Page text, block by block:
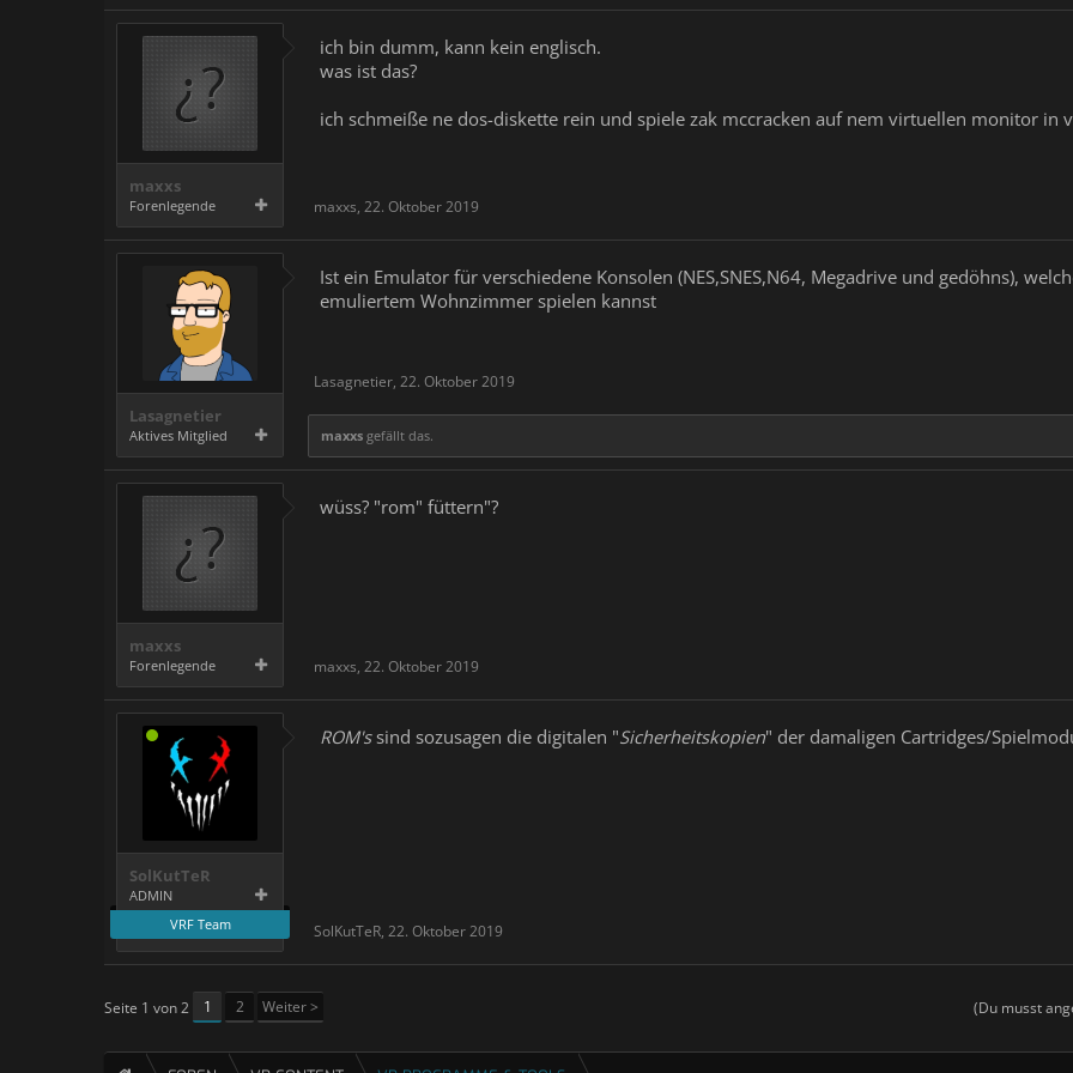
maxxs
Forenlegende
ich bin dumm, kann kein englisch.
was ist das?
ich schmeiße ne dos-diskette rein und spiele zak mccracken auf nem virtuellen monitor in
maxxs, 22. Oktober 2019
Lasagnetier
Aktives Mitglied
Ist ein Emulator für verschiedene Konsolen (NES,SNES,N64, Megadrive und gedöhns),
emuliertem Wohnzimmer spielen kannst
Lasagnetier, 22. Oktober 2019
maxxs gefällt das.
maxxs
Forenlegende
wüss? "rom" füttern"?
maxxs, 22. Oktober 2019
SolKutTeR
ADMIN
VRF Team
ROM'ssind sozusagen die digitalen "Sicherheitskopien" der damaligen Cartridges/
SolKutTeR, 22. Oktober 2019
(Du musst
Seite 1 von 2 1 2 Weiter >